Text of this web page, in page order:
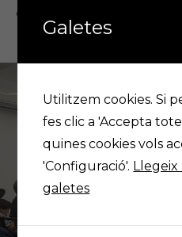
càrrec de Pere Roqué,
Galetes
Utilitzem cookies. Si
fes clic a 'Accepta
quines cookies vols
'Configuració'. Llegeix
galetes